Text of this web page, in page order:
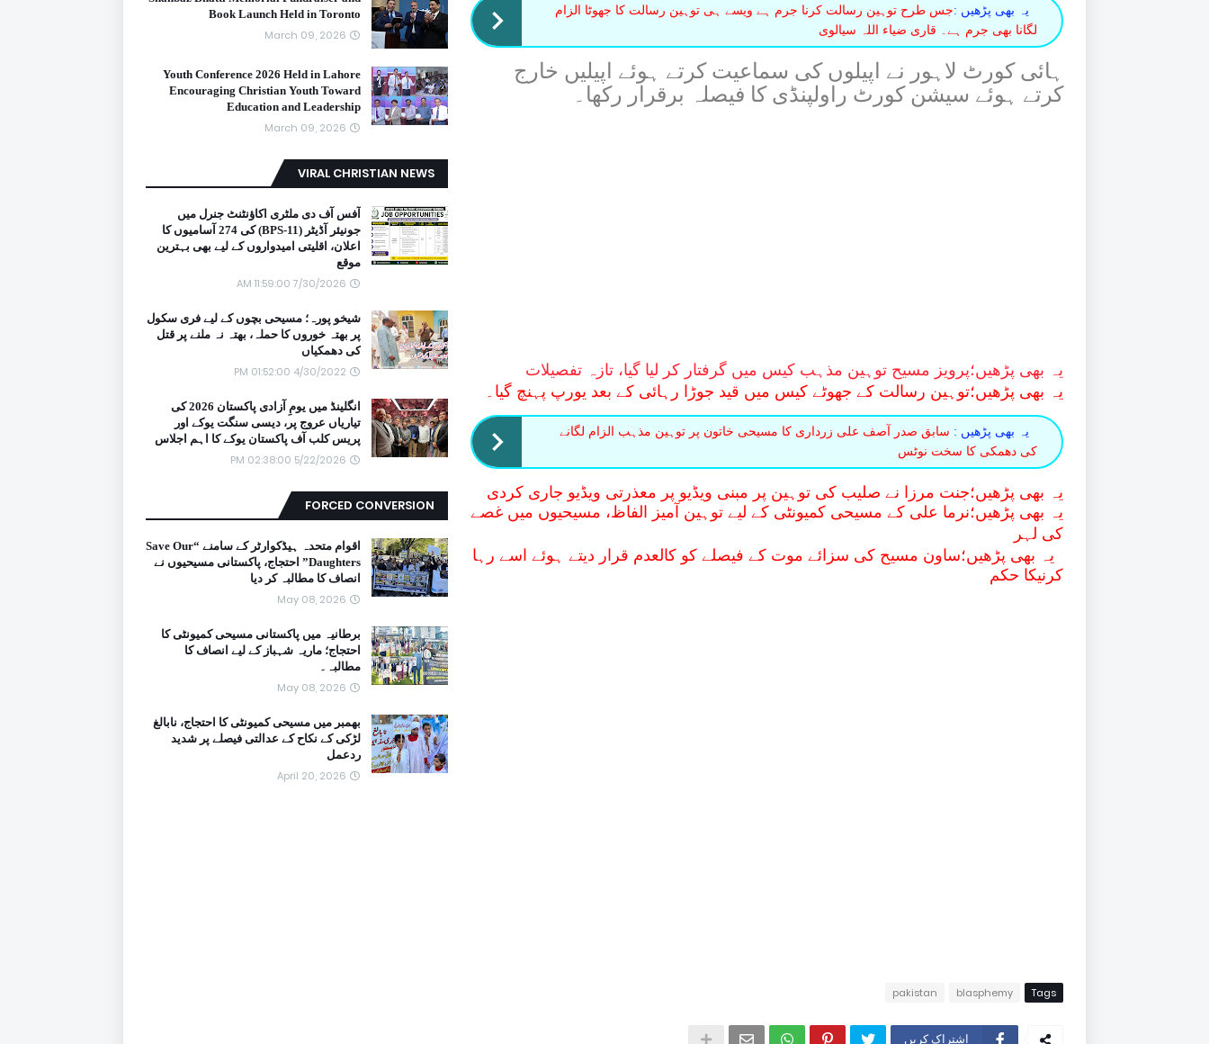
یہ بھی پڑھیں :جس طرح توہین رسالت کرنا جرم ہے ویسے ہی توہین رسالت کا جھوٹا الزام
لگانا بھی جرم ہے۔ قاری ضیاء اللہ سیالوی
ہائی کورٹ لاہور نے اپیلوں کی سماعیت کرتے ہوئے اپیلیں خارج
کرتے ہوئے سیشن کورٹ راولپنڈی کا فیصلہ برقرار رکھا۔
یہ بھی پڑھیں؛پرویز مسیح توہین مذہب کیس میں گرفتار کر لیا گیا، تازہ تفصیلات
یہ بھی پڑھیں؛توہین رسالت کے جھوٹے کیس میں قید جوڑا رہائی کے بعد یورپ پہنچ گیا۔
یہ بھی پڑھیں : سابق صدر آصف علی زرداری کا مسیحی خاتون پر توہین مذہب الزام لگانے
کی دھمکی کا سخت نوٹس
یہ بھی پڑھیں؛جنت مرزا نے صلیب کی توہین پر مبنی ویڈیو پر معذرتی ویڈیو جاری کردی
یہ بھی پڑھیں؛نرما علی کے مسیحی کمیونٹی کے لیے توہین آمیز الفاظ، مسیحیوں میں غصے
کی لہر
یہ بھی پڑھیں؛ساون مسیح کی سزائے موت کے فیصلے کو کالعدم قرار دیتے ہوئے اسے رہا
کرنیکا حکم
Tags
blasphemy
pakistan
اشتراک کریں
Book Launch Held in Toronto
March 09, 2026
Youth Conference 2026 Held in Lahore
Encouraging Christian Youth Toward
Education and Leadership
March 09, 2026
VIRAL CHRISTIAN NEWS
آفس آف دی ملٹری اکاؤنٹنٹ جنرل میں
جونیئر آڈیٹر (BPS-11) کی 274 آسامیوں کا
اعلان، اقلیتی امیدواروں کے لیے بھی بہترین
موقع
7/30/2026 11:59:00 AM
شیخو پورہ؛ مسیحی بچوں کے لیے فری سکول
پر بھتہ خوروں کا حملہ، بھتہ نہ ملنے پر قتل
کی دھمکیاں
4/30/2022 01:52:00 PM
انگلینڈ میں یومِ آزادی پاکستان 2026 کی
تیاریاں عروج پر، دیسی سنگت یوکے اور
پریس کلب آف پاکستان یوکے کا اہم اجلاس
5/22/2026 02:38:00 PM
FORCED CONVERSION
اقوام متحدہ ہیڈکوارٹر کے سامنے “Save Our
Daughters” احتجاج، پاکستانی مسیحیوں نے
انصاف کا مطالبہ کر دیا
May 08, 2026
برطانیہ میں پاکستانی مسیحی کمیونٹی کا
احتجاج؛ ماریہ شہباز کے لیے انصاف کا
مطالبہ۔
May 08, 2026
بھمبر میں مسیحی کمیونٹی کا احتجاج، نابالغ
لڑکی کے نکاح کے عدالتی فیصلے پر شدید
ردعمل
April 20, 2026